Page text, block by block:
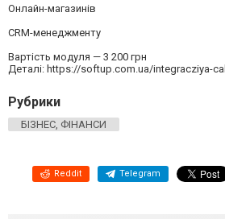
Онлайн-магазинів
CRM-менеджменту
Вартість модуля — 3 200 грн
Деталі: https://softup.com.ua/integracziya-
Рубрики
БІЗНЕС, ФІНАНСИ
Reddit Telegram